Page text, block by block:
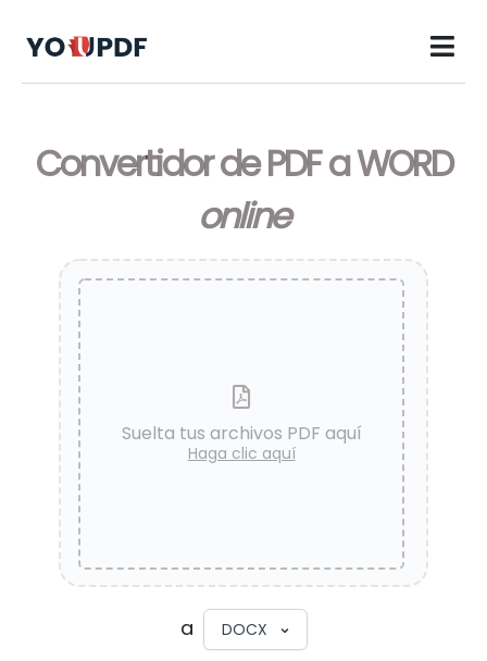
Convertidor de PDF a WORD
online
Suelta tus archivos PDF aquí
Haga clic aquí
a DOCX